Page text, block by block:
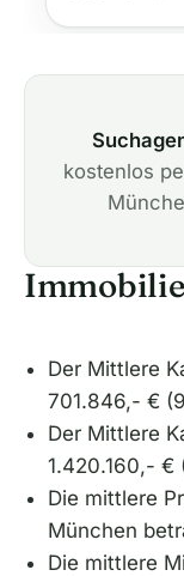
kostenlos
Der Mittlere
701.846,- €
Der Mittlere
1.420.160,-
Die mittlere
München
Die mittlere